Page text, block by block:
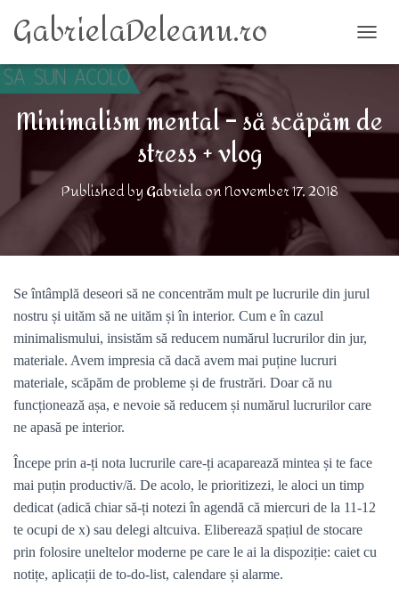
GabrielaDeleanu.ro
Minimalism mental – să scăpăm de
stress + vlog
Published byGabrielaonNovember 17, 2018
Se întâmplă deseori să ne concentrăm mult pe lucrurile din jurul
nostru și uităm să ne uităm și în interior. Cum e în cazul
minimalismului, insistăm să reducem numărul lucrurilor din jur,
materiale. Avem impresia că dacă avem mai puține lucruri
materiale, scăpăm de probleme și de frustrări. Doar că nu
funcționează așa, e nevoie să reducem și numărul lucrurilor care
ne apasă pe interior.
Începe prin a-ți nota lucrurile care-ți acaparează mintea și te face
mai puțin productiv/ă. De acolo, le prioritizezi, le aloci un timp
dedicat (adică chiar să-ți notezi în agendă că miercuri de la 11-12
te ocupi de x) sau delegi altcuiva. Eliberează spațiul de stocare
prin folosire uneltelor moderne pe care le ai la dispoziție: caiet cu
notițe, aplicații de to-do-list, calendare și alarme.